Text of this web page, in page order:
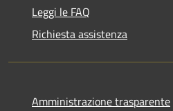
Leggi le FAQ
Richiesta assistenza
Amministrazione trasparente